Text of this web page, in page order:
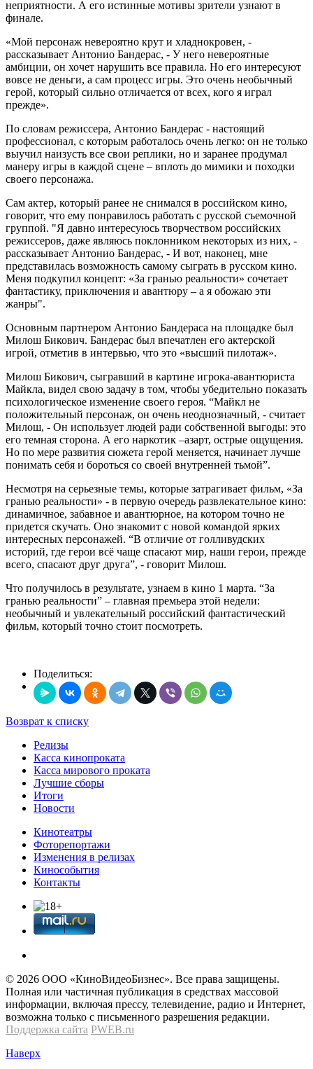
неприятности. А его истинные мотивы зрители узнают в
финале.
«Мой персонаж невероятно крут и хладнокровен, -
рассказывает Антонио Бандерас, - У него невероятные
амбиции, он хочет нарушить все правила. Но его интересуют
вовсе не деньги, а сам процесс игры. Это очень необычный
герой, который сильно отличается от всех, кого я играл
прежде».
По словам режиссера, Антонио Бандерас - настоящий
профессионал, с которым работалось очень легко: он не только
выучил наизусть все свои реплики, но и заранее продумал
манеру игры в каждой сцене – вплоть до мимики и походки
своего персонажа.
Сам актер, который ранее не снимался в российском кино,
говорит, что ему понравилось работать с русской съемочной
группой. "Я давно интересуюсь творчеством российских
режиссеров, даже являюсь поклонником некоторых из них, -
рассказывает Антонио Бандерас, - И вот, наконец, мне
представилась возможность самому сыграть в русском кино.
Меня подкупил концепт: «За гранью реальности» сочетает
фантастику, приключения и авантюру – а я обожаю эти
жанры".
Основным партнером Антонио Бандераса на площадке был
Милош Бикович. Бандерас был впечатлен его актерской
игрой, отметив в интервью, что это «высший пилотаж».
Милош Бикович, сыгравший в картине игрока-авантюриста
Майкла, видел свою задачу в том, чтобы убедительно показать
психологическое изменение своего героя. “Майкл не
положительный персонаж, он очень неоднозначный, - считает
Милош, - Он использует людей ради собственной выгоды: это
его темная сторона. А его наркотик –азарт, острые ощущения.
Но по мере развития сюжета герой меняется, начинает лучше
понимать себя и бороться со своей внутренней тьмой”.
Несмотря на серьезные темы, которые затрагивает фильм, «За
гранью реальности» - в первую очередь развлекательное кино:
динамичное, забавное и авантюрное, на котором точно не
придется скучать. Оно знакомит с новой командой ярких
интересных персонажей. “В отличие от голливудских
историй, где герои всё чаще спасают мир, наши герои, прежде
всего, спасают друг друга”, - говорит Милош.
Что получилось в результате, узнаем в кино 1 марта. “За
гранью реальности” – главная премьера этой недели:
необычный и увлекательный российский фантастический
фильм, который точно стоит посмотреть.
Поделиться:
Возврат к списку
Релизы
Касса кинопроката
Касса мирового проката
Лучшие сборы
Итоги
Новости
Кинотеатры
Фоторепортажи
Изменения в релизах
Кинособытия
Контакты
© 2026 OOО «КиноВидеоБизнес». Все права защищены.
Полная или частичная публикация в средствах массовой
информации, включая прессу, телевидение, радио и Интернет,
возможна только с письменного разрешения редакции.
Поддержка сайта PWEB.ru
Наверх